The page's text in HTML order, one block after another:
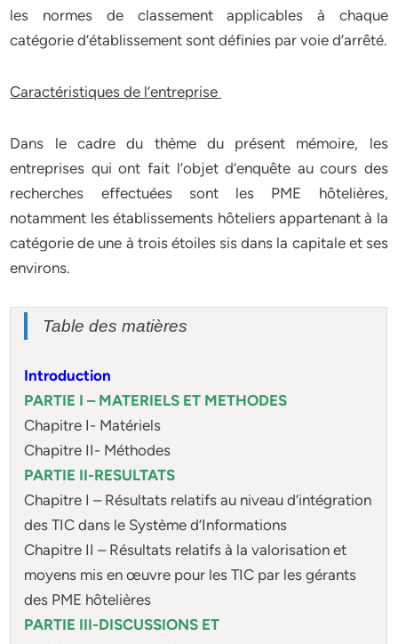
les normes de classement applicables à chaque
catégorie d’établissement sont définies par voie d’arrêté.
Caractéristiques de l’entreprise
Dans le cadre du thème du présent mémoire, les
entreprises qui ont fait l’objet d’enquête au cours des
recherches effectuées sont les PME hôtelières,
notamment les établissements hôteliers appartenant à la
catégorie de une à trois étoiles sis dans la capitale et ses
environs.
Table des matières
Introduction
PARTIE I – MATERIELS ET METHODES
Chapitre I- Matériels
Chapitre II- Méthodes
PARTIE II-RESULTATS
Chapitre I – Résultats relatifs au niveau d’intégration
des TIC dans le Système d’Informations
Chapitre II – Résultats relatifs à la valorisation et
moyens mis en œuvre pour les TIC par les gérants
des PME hôtelières
PARTIE III-DISCUSSIONS ET